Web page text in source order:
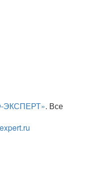
ЭКСПЕРТ». Все